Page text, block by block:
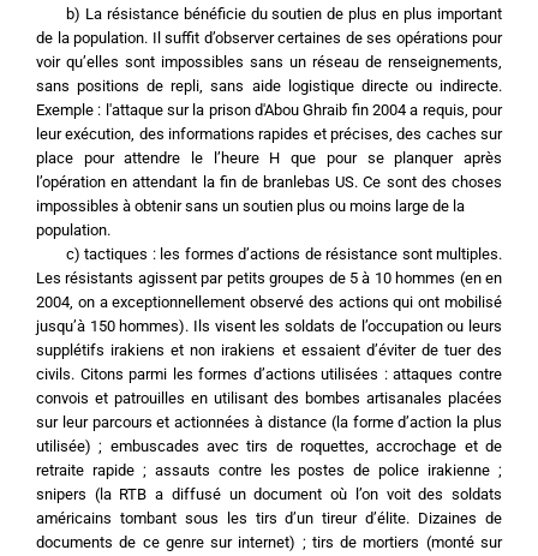
de la population. Il suffit d’observer certaines de ses opérations pour
voir qu’elles sont impossibles sans un réseau de renseignements,
sans positions de repli, sans aide logistique directe ou indirecte.
Exemple : l'attaque sur la prison d'Abou Ghraib fin 2004 a requis, pour
leur exécution, des informations rapides et précises, des caches sur
place pour attendre le l’heure H que pour se planquer après
l’opération en attendant la fin de branlebas US. Ce sont des choses
impossibles à obtenir sans un soutien plus ou moins large de la
population.
Les résistants agissent par petits groupes de 5 à 10 hommes (en en
2004, on a exceptionnellement observé des actions qui ont mobilisé
jusqu’à 150 hommes). Ils visent les soldats de l’occupation ou leurs
supplétifs irakiens et non irakiens et essaient d’éviter de tuer des
civils. Citons parmi les formes d’actions utilisées : attaques contre
convois et patrouilles en utilisant des bombes artisanales placées
sur leur parcours et actionnées à distance (la forme d’action la plus
utilisée) ; embuscades avec tirs de roquettes, accrochage et de
retraite rapide ; assauts contre les postes de police irakienne ;
snipers (la RTB a diffusé un document où l’on voit des soldats
américains tombant sous les tirs d’un tireur d’élite. Dizaines de
documents de ce genre sur internet) ; tirs de mortiers (monté sur